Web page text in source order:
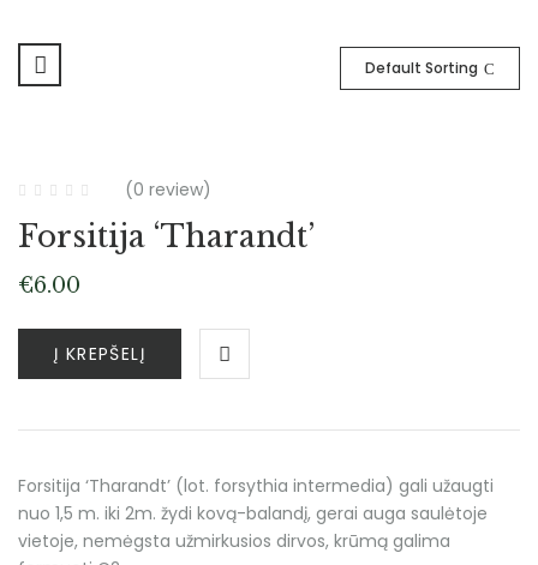
Default Sorting
(0 review)
Forsitija ‘Tharandt’
€6.00
Į KREPŠELĮ
Forsitija ‘Tharandt’ (lot. forsythia intermedia) gali užaugti
nuo 1,5 m. iki 2m. žydi kovą-balandį, gerai auga saulėtoje
vietoje, nemėgsta užmirkusios dirvos, krūmą galima